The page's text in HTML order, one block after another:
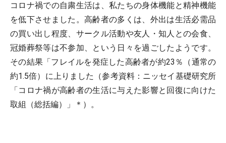
コロナ禍での自粛生活は、私たちの身体機能と精神機能
を低下させました。高齢者の多くは、外出は生活必需品
の買い出し程度、サークル活動や友人・知人との会食、
冠婚葬祭等は不参加、という日々を過ごしたようです。
その結果「フレイルを発症した高齢者が約23％（通常の
約1.5倍）に上りました（参考資料：ニッセイ基礎研究所
「コロナ禍が高齢者の生活に与えた影響と回復に向けた
取組（総括編）」＊）。